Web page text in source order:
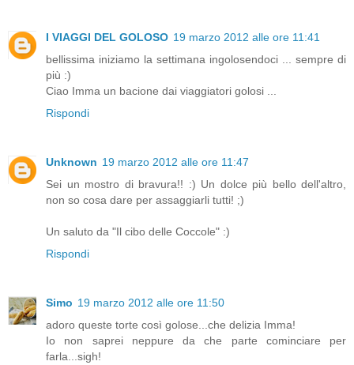
I VIAGGI DEL GOLOSO 19 marzo 2012 alle ore 11:41
bellissima iniziamo la settimana ingolosendoci ... sempre di
più :)
Ciao Imma un bacione dai viaggiatori golosi ...
Rispondi
Unknown 19 marzo 2012 alle ore 11:47
Sei un mostro di bravura!! :) Un dolce più bello dell'altro,
non so cosa dare per assaggiarli tutti! ;)
Un saluto da "Il cibo delle Coccole" :)
Rispondi
Simo 19 marzo 2012 alle ore 11:50
adoro queste torte così golose...che delizia Imma!
Io non saprei neppure da che parte cominciare per
farla...sigh!